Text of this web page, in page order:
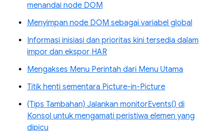
menandai node DOM
Menyimpan node DOM sebagai variabel global
Informasi inisiasi dan prioritas kini tersedia dalam
impor dan ekspor HAR
Mengakses Menu Perintah dari Menu Utama
Titik henti sementara Picture-in-Picture
(Tips Tambahan) Jalankan monitorEvents() di
Konsol untuk mengamati peristiwa elemen yang
dipicu